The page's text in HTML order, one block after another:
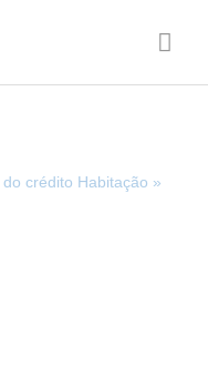
crédito Habitação